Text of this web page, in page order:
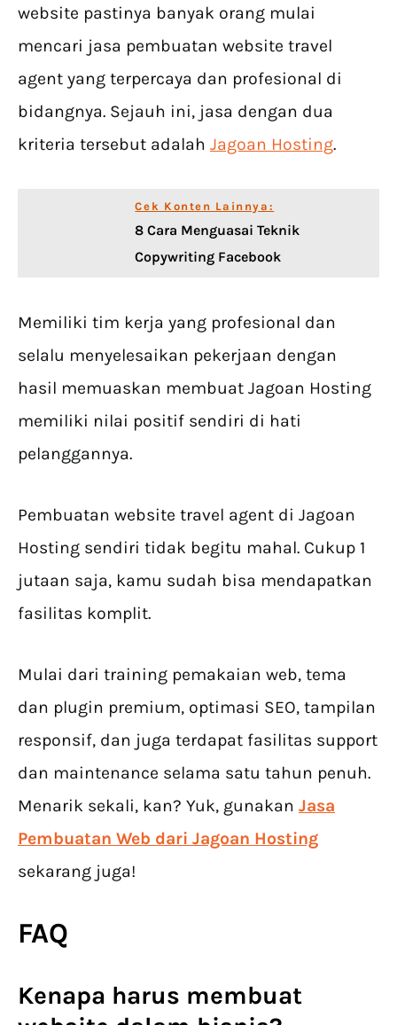
website pastinya banyak orang mulai
mencari jasa pembuatan website travel
agent yang terpercaya dan profesional di
bidangnya. Sejauh ini, jasa dengan dua
kriteria tersebut adalah Jagoan Hosting.
Cek Konten Lainnya:
8 Cara Menguasai Teknik
Copywriting Facebook
Memiliki tim kerja yang profesional dan
selalu menyelesaikan pekerjaan dengan
hasil memuaskan membuat Jagoan Hosting
memiliki nilai positif sendiri di hati
pelanggannya.
Pembuatan website travel agent di Jagoan
Hosting sendiri tidak begitu mahal. Cukup 1
jutaan saja, kamu sudah bisa mendapatkan
fasilitas komplit.
Mulai dari training pemakaian web, tema
dan plugin premium, optimasi SEO, tampilan
responsif, dan juga terdapat fasilitas support
dan maintenance selama satu tahun penuh.
Menarik sekali, kan? Yuk, gunakan Jasa
Pembuatan Web dari Jagoan Hosting
sekarang juga!
FAQ
Kenapa harus membuat